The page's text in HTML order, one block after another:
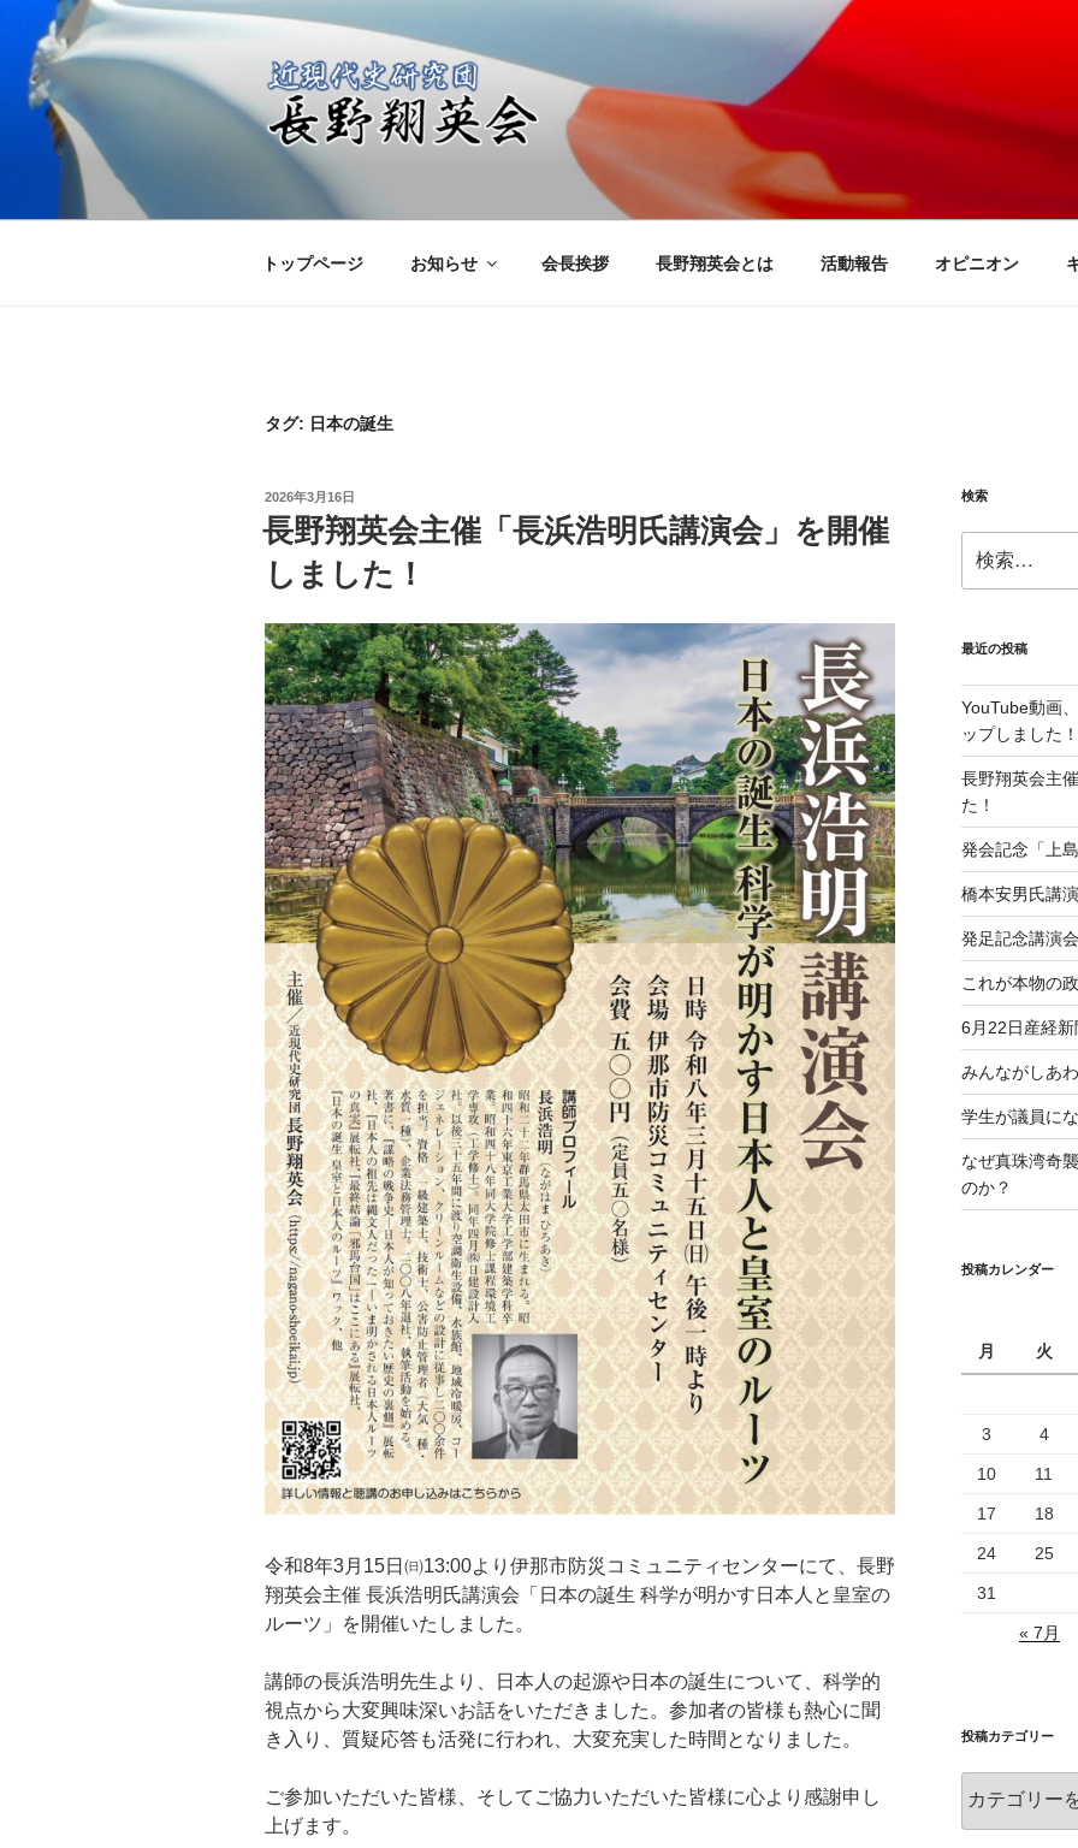
キ
近現代史研究団 長野翔英会
日本の進むべき未来を共に考える会
トップページ お知らせ 会長挨拶 長野翔英会とは 活動報告 オピニオン
タグ: 日本の誕生
投
稿
日:
2026年3月16日
長野翔英会主催「長浜浩明氏講演会」を開催
しました！
令和8年3月15日㈰13:00より伊那市防災コミュニティセンターにて、長野
翔英会主催 長浜浩明氏講演会「日本の誕生 科学が明かす日本人と皇室の
ルーツ」を開催いたしました。
講師の長浜浩明先生より、日本人の起源や日本の誕生について、科学的
視点から大変興味深いお話をいただきました。参加者の皆様も熱心に聞
き入り、質疑応答も活発に行われ、大変充実した時間となりました。
ご参加いただいた皆様、そしてご協力いただいた皆様に心より感謝申し
上げます。
検索
索:
最近の投稿
YouTube動画
ップしました！
長野翔英会主
た！
発会記念「上
橋本安男氏講
発足記念講演
これが本物の
6月22日産経新
みんながしあ
学生が議員に
なぜ真珠湾奇
のか？
投稿カレンダー
月 火
3 4
10 11
17 18
24 25
31
« 7月
投稿カテゴリー
稿